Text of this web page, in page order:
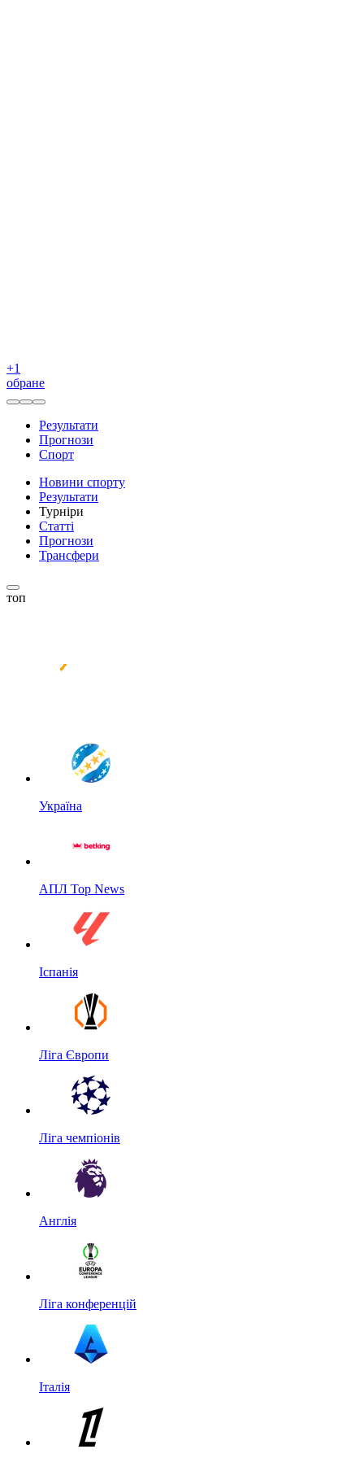
+1
обране
Результати
Прогнози
Спорт
Новини спорту
Результати
Турніри
Статті
Прогнози
Трансфери
топ
Україна
АПЛ Top News
Іспанія
Ліга Європи
Ліга чемпіонів
Англія
Ліга конференцій
Італія